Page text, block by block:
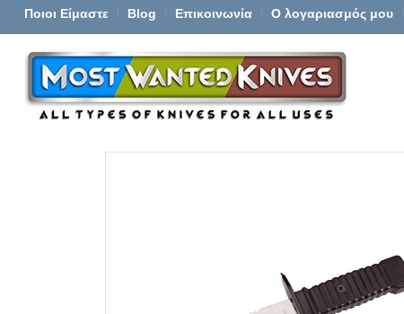
Ποιοι Είμαστε Blog Επικοινωνία Ο λογαριασμός μου